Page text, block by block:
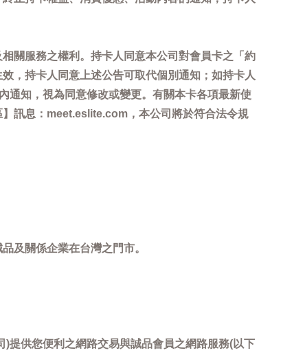
關服務之權利。持卡人同意本公司對會員卡之「約
，持卡人同意上述公告可取代個別通知；如持卡人
通知，視為同意修改或變更。有關本卡各項最新使
訊息：meet.eslite.com，本公司將於符合法令規
及關係企業在台灣之門市。
提供您便利之網路交易與誠品會員之網路服務(以下